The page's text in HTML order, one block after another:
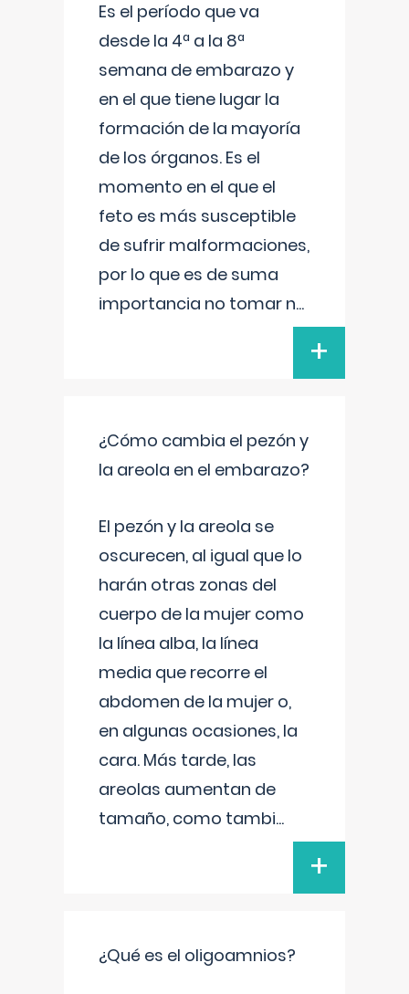
Es el período que va
desde la 4ª a la 8ª
semana de embarazo y
en el que tiene lugar la
formación de la mayoría
de los órganos. Es el
momento en el que el
feto es más susceptible
de sufrir malformaciones,
por lo que es de suma
importancia no tomar n...
+
¿Cómo cambia el pezón y
la areola en el embarazo?
El pezón y la areola se
oscurecen, al igual que lo
harán otras zonas del
cuerpo de la mujer como
la línea alba, la línea
media que recorre el
abdomen de la mujer o,
en algunas ocasiones, la
cara. Más tarde, las
areolas aumentan de
tamaño, como tambi...
+
¿Qué es el oligoamnios?